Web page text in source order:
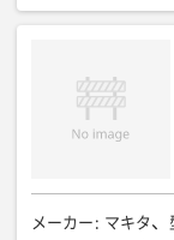
メーカー : マキタ